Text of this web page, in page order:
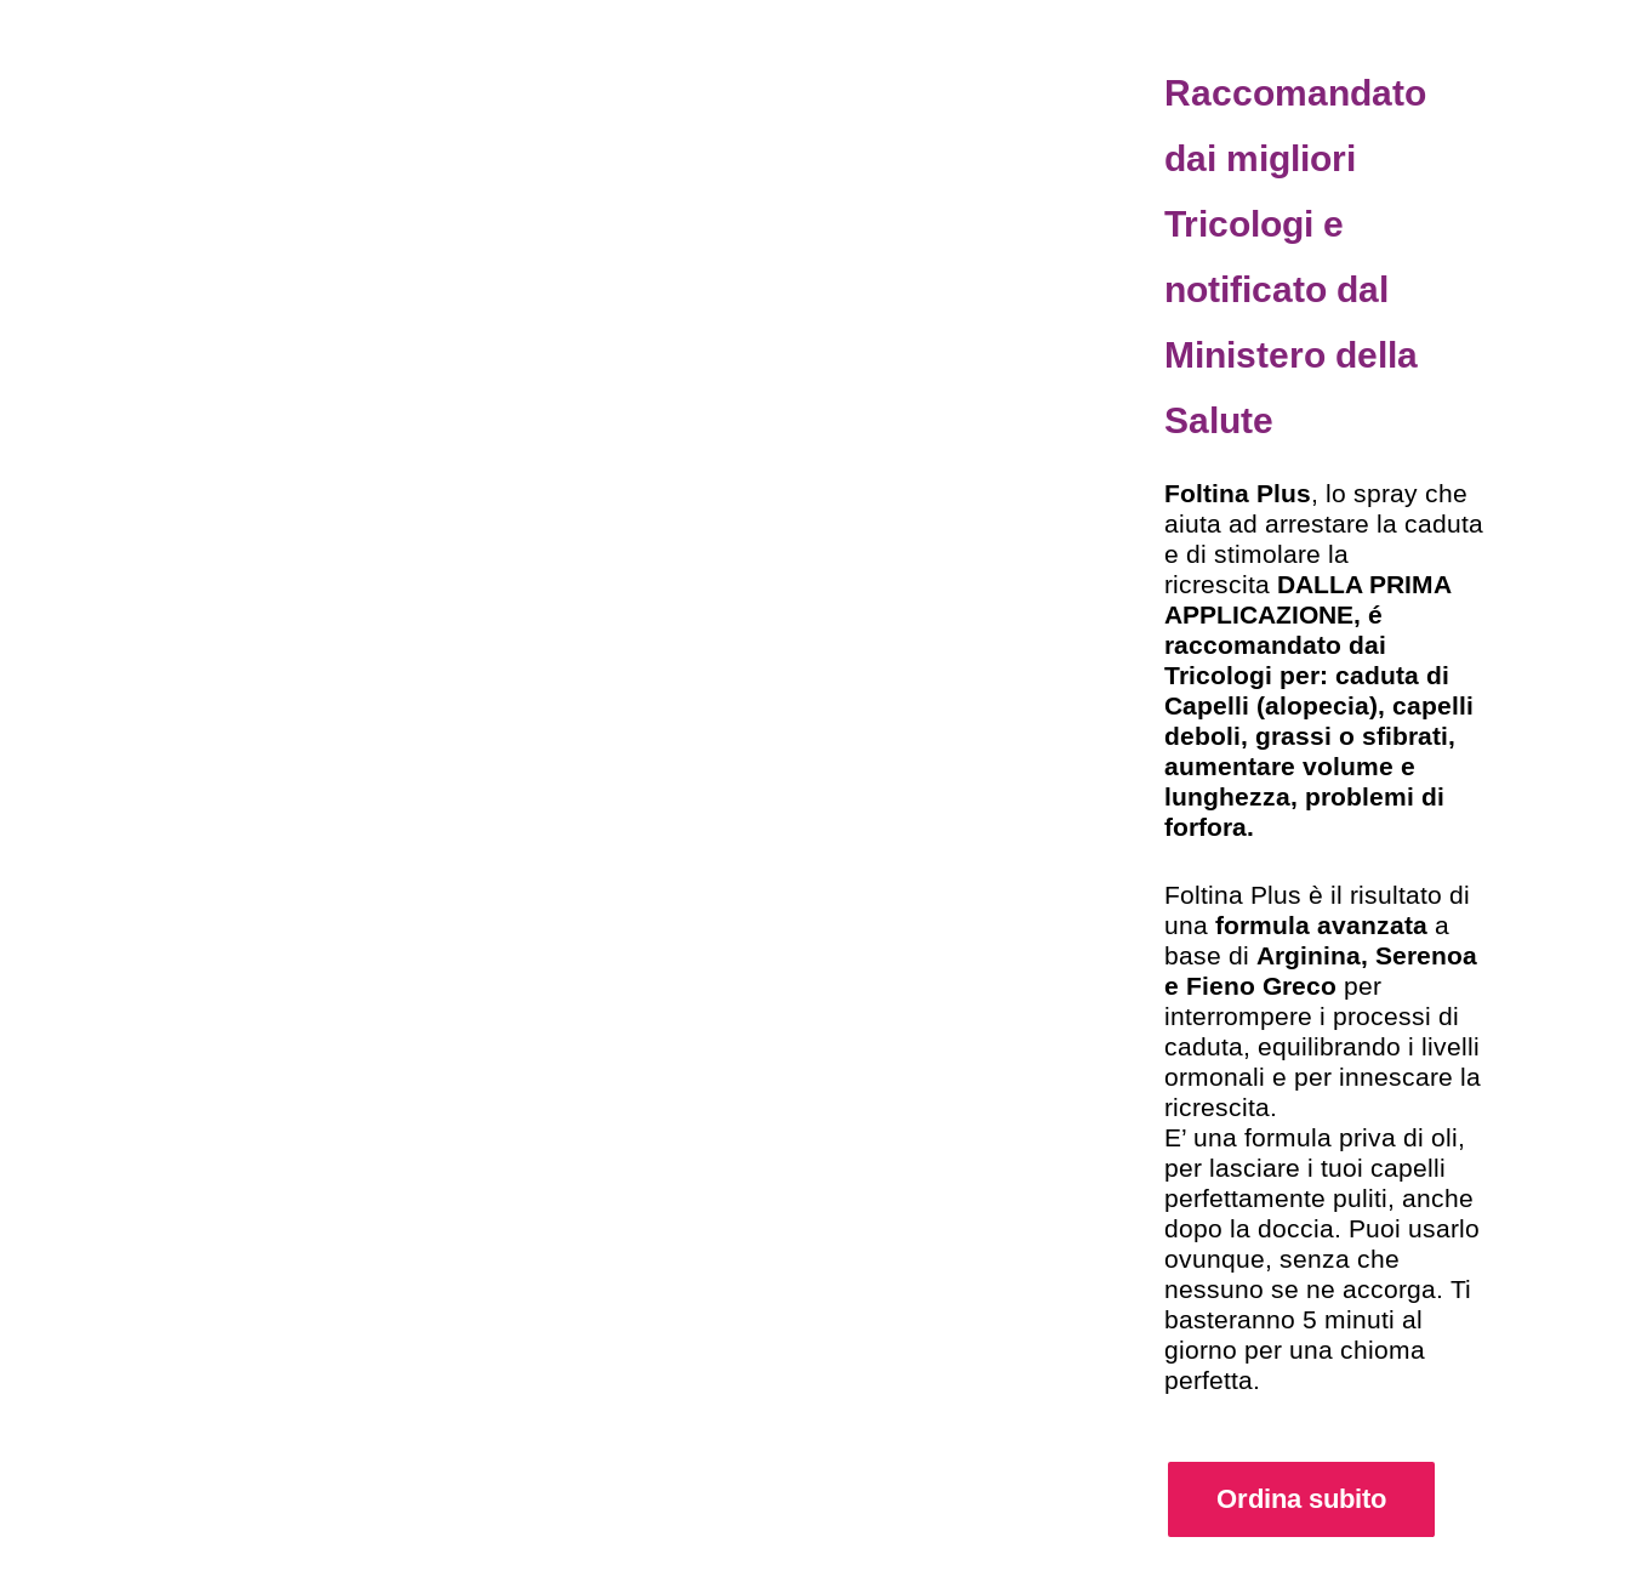
Raccomandato
dai migliori
Tricologi e
notificato dal
Ministero della
Salute
Foltina Plus , lo spray che
aiuta ad arrestare la caduta
e di stimolare la
ricrescita DALLA PRIMA
APPLICAZIONE, é
raccomandato dai
Tricologi per: caduta di
Capelli (alopecia), capelli
deboli, grassi o sfibrati,
aumentare volume e
lunghezza, problemi di
forfora.
Foltina Plus è il risultato di
una formula avanzata a
base di Arginina, Serenoa
e Fieno Greco per
interrompere i processi di
caduta, equilibrando i livelli
ormonali e per innescare la
ricrescita.
E’ una formula priva di oli,
per lasciare i tuoi capelli
perfettamente puliti, anche
dopo la doccia. Puoi usarlo
ovunque, senza che
nessuno se ne accorga. Ti
basteranno 5 minuti al
giorno per una chioma
perfetta.
Ordina subito